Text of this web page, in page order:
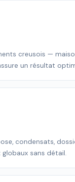
creusois —
un résultat
condensats,
sans détail.